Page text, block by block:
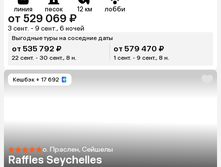
линия песок 12 км лобби
от 529 069 ₽
3 сент. - 9 сент., 6 ночей
Выгодные туры на соседние даты
от 535 792 ₽
22 сент. - 30 сент., 8 н.
от 579 470 ₽
1 сент. - 9 сент., 8 н.
Кешбэк + 17 692
о. Праслен, Сейшелы
Raffles Seychelles